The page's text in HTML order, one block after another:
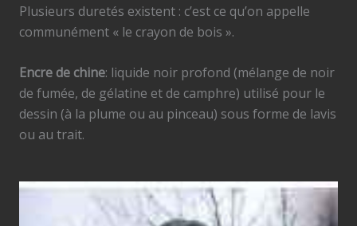
Plusieurs duretés existent : c’est ce qu’on appelle
communément « le crayon de bois ».
Encre de chine: liquide noir profond (mélange de noir
de fumée, de gélatine et de camphre) utilisé pour le
dessin (à la plume ou au pinceau) sous forme de lavis
ou au trait.